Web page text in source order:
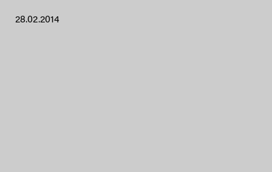
28.02.2014